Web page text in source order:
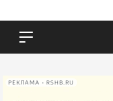
РЕКЛАМА • RSHB.RU